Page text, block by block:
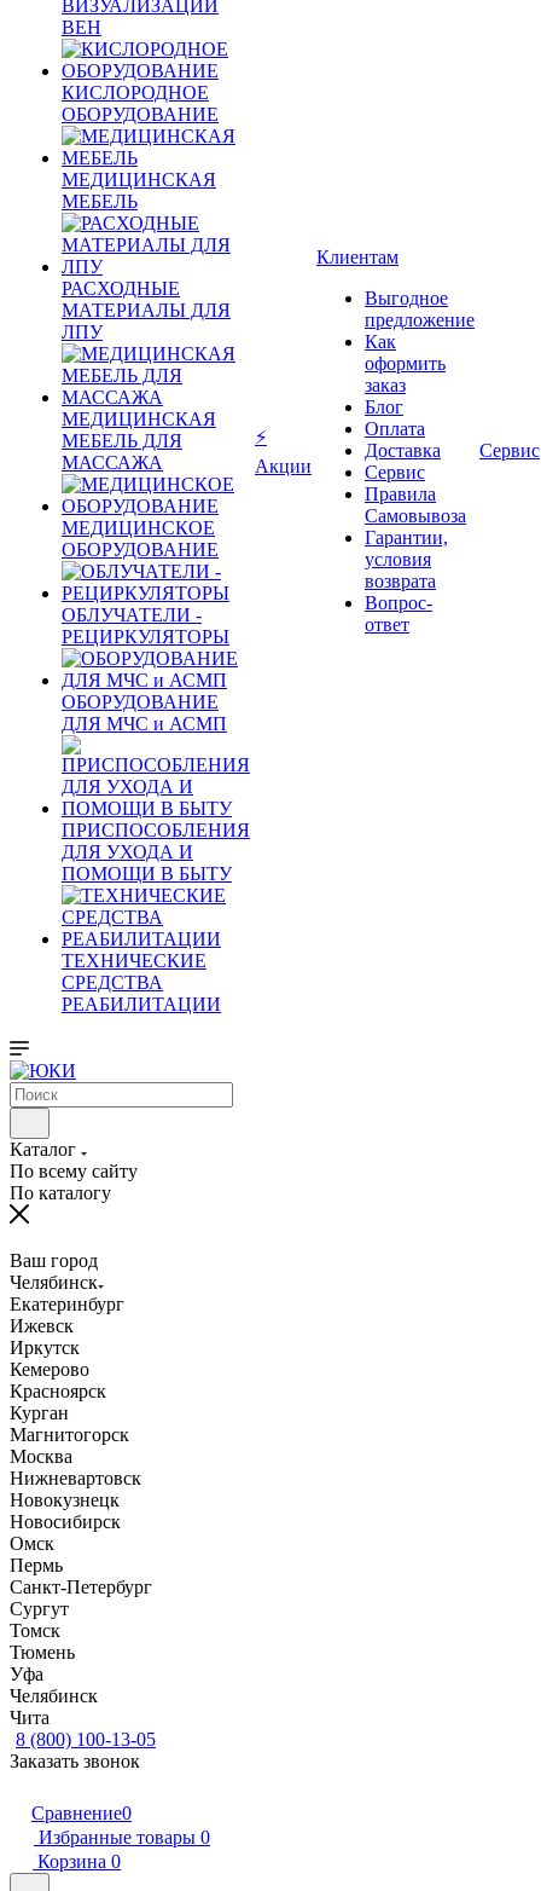
ВИЗУАЛИЗАЦИИ
ВЕН
КИСЛОРОДНОЕ
ОБОРУДОВАНИЕ
МЕДИЦИНСКАЯ
МЕБЕЛЬ
РАСХОДНЫЕ
МАТЕРИАЛЫ ДЛЯ
ЛПУ
МЕДИЦИНСКАЯ
МЕБЕЛЬ ДЛЯ
МАССАЖА
МЕДИЦИНСКОЕ
ОБОРУДОВАНИЕ
ОБЛУЧАТЕЛИ -
РЕЦИРКУЛЯТОРЫ
ОБОРУДОВАНИЕ
ДЛЯ МЧС и АСМП
ПРИСПОСОБЛЕНИЯ
ДЛЯ УХОДА И
ПОМОЩИ В БЫТУ
ТЕХНИЧЕСКИЕ
СРЕДСТВА
РЕАБИЛИТАЦИИ
⚡
Акции
Клиентам
Выгодное
предложение
Как
оформить
заказ
Блог
Оплата
Доставка
Сервис
Правила
Самовывоза
Гарантии,
условия
возврата
Вопрос-
ответ
Сервис
Каталог
По всему сайту
По каталогу
Ваш город
Челябинск
Екатеринбург
Ижевск
Иркутск
Кемерово
Красноярск
Курган
Магнитогорск
Москва
Нижневартовск
Новокузнецк
Новосибирск
Омск
Пермь
Санкт-Петербург
Сургут
Томск
Тюмень
Уфа
Челябинск
Чита
8 (800) 100-13-05
Заказать звонок
Сравнение0
Избранные товары 0
Корзина 0